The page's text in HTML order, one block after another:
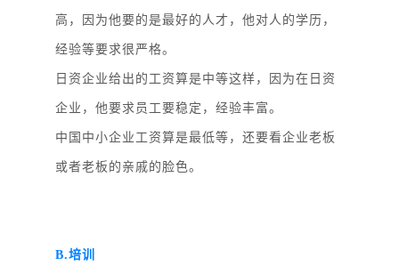
高，因为他要的是最好的人才，他对人的学历，
经验等要求很严格。
日资企业给出的工资算是中等这样，因为在日资
企业，他要求员工要稳定，经验丰富。
中国中小企业工资算是最低等，还要看企业老板
或者老板的亲戚的脸色。
B.培训